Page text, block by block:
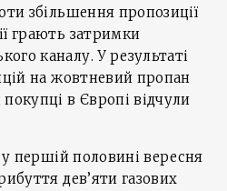
збільшення пропозиції
грають затримки
каналу. У результаті
на жовтневий пропан
в Європі відчули
у першій половині вересня
дев’яти газових